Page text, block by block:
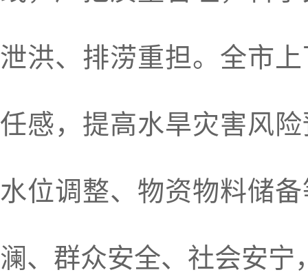
泄洪、排涝重担。全市
任感，提高水旱灾害风
水位调整、物资物料储
澜、群众安全、社会安